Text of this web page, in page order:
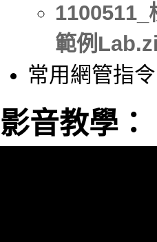
1100511_
範例
常用網管指令
影音教學：